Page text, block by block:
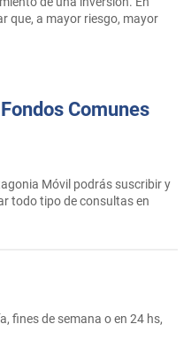
que, a mayor riesgo, mayor
Comunes
Móvil podrás suscribir y
todo tipo de consultas en
fines de semana o en 24 hs,